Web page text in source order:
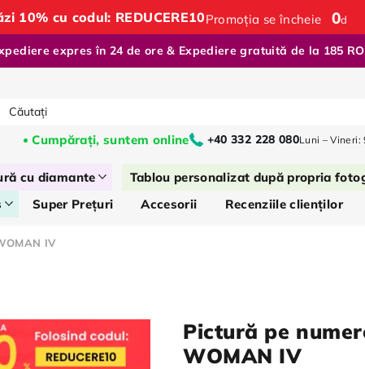
10% cu codul: REDUCERE10Promoția se încheie 0d
expres în 24 de ore & Expediere gratuită de la 185
Cumpărați, suntem online +40 332 228 080Luni – Vineri:
cu diamante
Tablou personalizat după propria
Super Prețuri Accesorii Recenziile clienților
IV
Pictură pe
WOMAN IV